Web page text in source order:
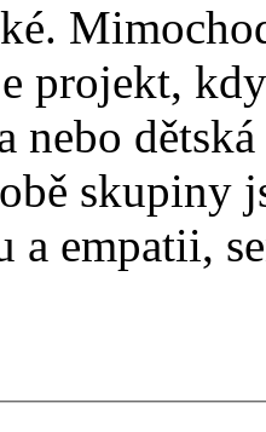
projekt,
nebo
skupiny
a empatii,